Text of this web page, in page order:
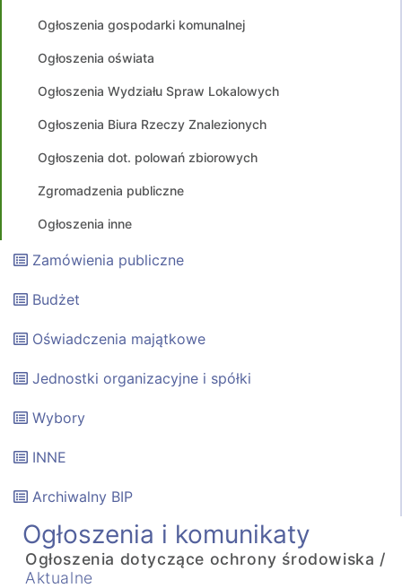
Ogłoszenia gospodarki komunalnej
Ogłoszenia oświata
Ogłoszenia Wydziału Spraw Lokalowych
Ogłoszenia Biura Rzeczy Znalezionych
Ogłoszenia dot. polowań zbiorowych
Zgromadzenia publiczne
Ogłoszenia inne
Zamówienia publiczne
Budżet
Oświadczenia majątkowe
Jednostki organizacyjne i spółki
Wybory
INNE
Archiwalny BIP
Ogłoszenia i komunikaty
Ogłoszenia dotyczące ochrony środowiska /
Aktualne